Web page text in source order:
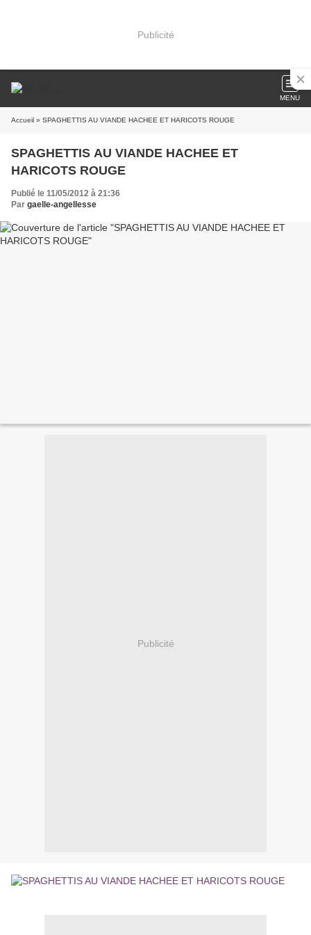
Publicité
MENU
Accueil » SPAGHETTIS AU VIANDE HACHEE ET HARICOTS ROUGE
SPAGHETTIS AU VIANDE HACHEE ET
HARICOTS ROUGE
Publié le 11/05/2012 à 21:36
Par gaelle-angellesse
Publicité